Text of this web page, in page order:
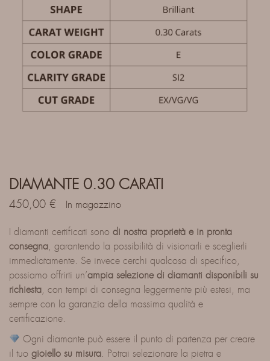
DIAMANTE 0.30 CARATI
450,00 € In magazzino
I diamanti certificati sono di nostra proprietà e in pronta
consegna, garantendo la possibilità di visionarli e sceglierli
immediatamente. Se invece cerchi qualcosa di specifico,
possiamo offrirti un’ampia selezione di diamanti disponibili su
richiesta, con tempi di consegna leggermente più estesi, ma
sempre con la garanzia della massima qualità e
certificazione.
Ogni diamante può essere il punto di partenza per creare
il tuo gioiello su misura. Potrai selezionare la pietra e